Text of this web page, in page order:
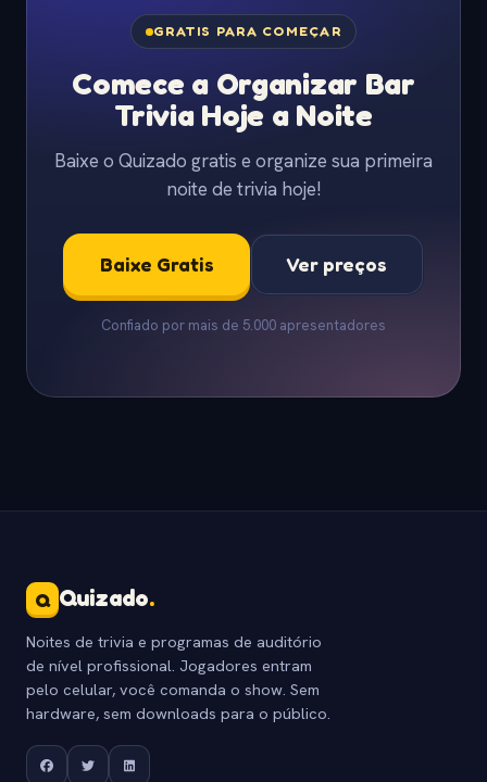
GRATIS PARA COMEÇAR
Comece a Organizar Bar
Trivia Hoje a Noite
Baixe o Quizado gratis e organize sua primeira
noite de trivia hoje!
Baixe Gratis Ver preços
Confiado por mais de 5.000 apresentadores
Q Quizado.
Noites de trivia e programas de auditório
de nível profissional. Jogadores entram
pelo celular, você comanda o show. Sem
hardware, sem downloads para o público.